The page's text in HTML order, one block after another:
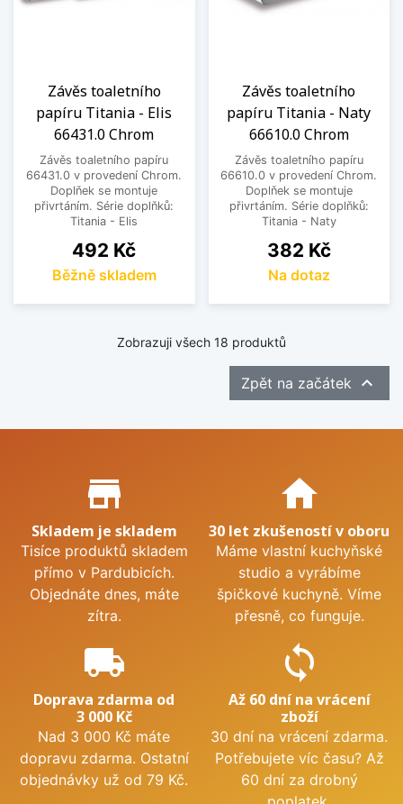
Závěs toaletního
papíru Titania - Elis
66431.0 Chrom
Závěs toaletního papíru
66431.0 v provedení Chrom.
Doplňek se montuje
přivrtáním. Série doplňků:
Titania - Elis
Cena
492 Kč
Běžně skladem
Závěs toaletního
papíru Titania - Naty
66610.0 Chrom
Závěs toaletního papíru
66610.0 v provedení Chrom.
Doplňek se montuje
přivrtáním. Série doplňků:
Titania - Naty
Cena
382 Kč
Na dotaz
Zobrazuji všech 18 produktů
Zpět na začátek 
Proč nakupovat u nás?
store_mall_directory
Skladem je skladem
Tisíce produktů skladem
přímo v Pardubicích.
Objednáte dnes, máte
zítra.
home
30 let zkušeností v oboru
Máme vlastní kuchyňské
studio a vyrábíme
špičkové kuchyně. Víme
přesně, co funguje.
local_shipping
Doprava zdarma od
3 000 Kč
Nad 3 000 Kč máte
dopravu zdarma. Ostatní
objednávky už od 79 Kč.
sync
Až 60 dní na vrácení
zboží
30 dní na vrácení zdarma.
Potřebujete víc času? Až
60 dní za drobný